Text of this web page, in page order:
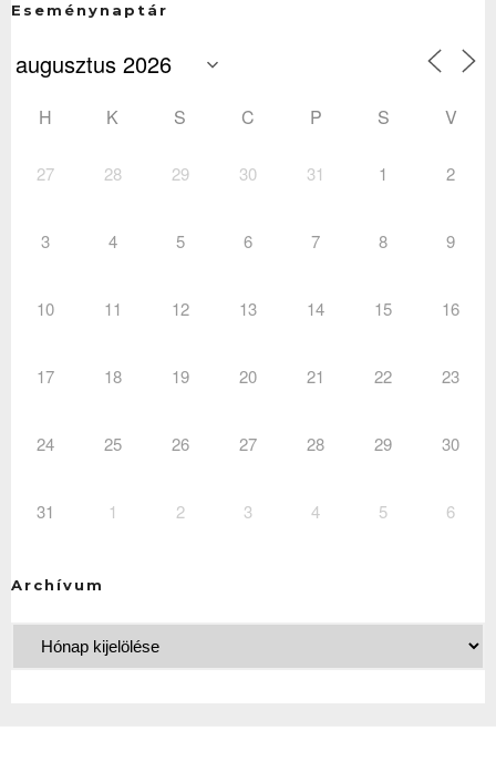
Eseménynaptár
H K S C P S V
27 28 29 30 31 1 2
3 4 5 6 7 8 9
10 11 12 13 14 15 16
17 18 19 20 21 22 23
24 25 26 27 28 29 30
31 1 2 3 4 5 6
Archívum